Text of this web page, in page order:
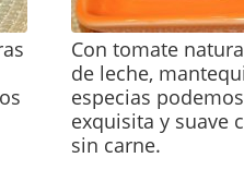
Con tomate
de leche,
especias
exquisita y suave
sin carne.